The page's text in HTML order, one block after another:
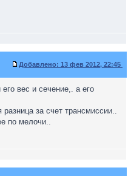
Добавлено: 13 фев 2012, 22:45
вес и сечение,. а его
за счет трансмиссии..
по мелочи..